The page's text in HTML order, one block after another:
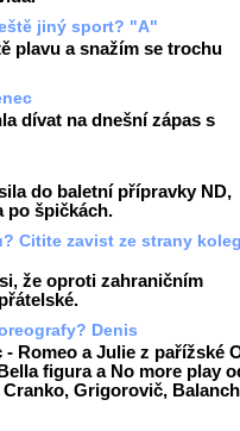
jiný sport? "A"
plavu a snažím se trochu
dívat na dnešní zápas s
do baletní přípravky ND,
po špičkách.
Citite zavist ze strany
že oproti zahraničním
Denis
Romeo a Julie z pařížské
figura a No more play
Grigorovič,